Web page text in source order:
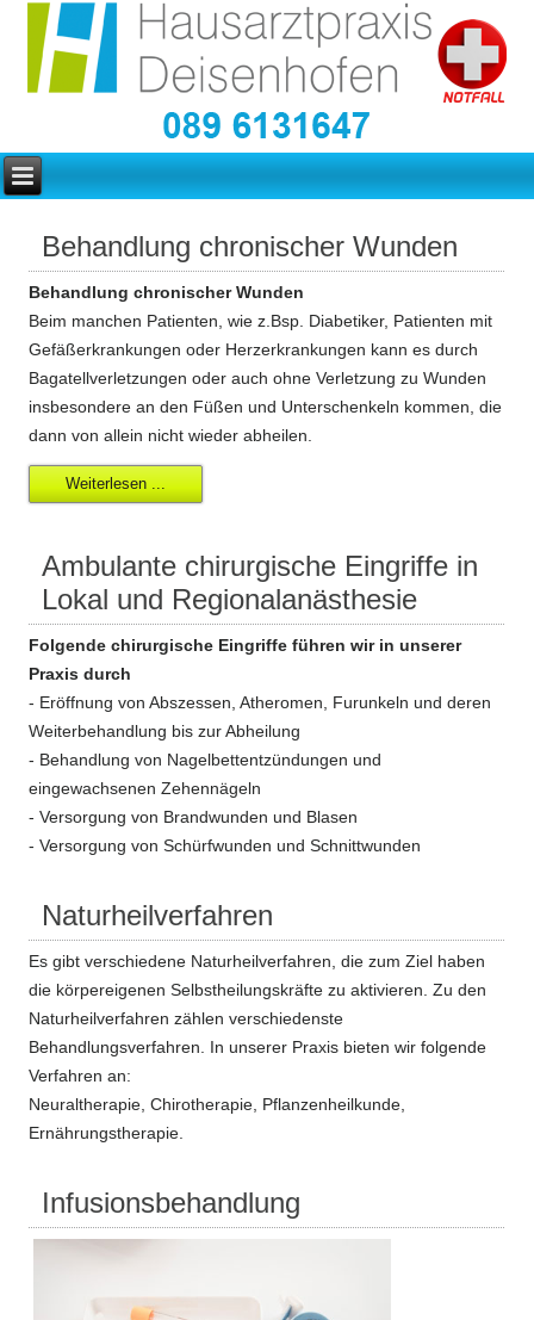
Behandlung chronischer Wunden
Behandlung chronischer Wunden
Beim manchen Patienten, wie z.Bsp. Diabetiker, Patienten mit
Gefäßerkrankungen oder Herzerkrankungen kann es durch
Bagatellverletzungen oder auch ohne Verletzung zu Wunden
insbesondere an den Füßen und Unterschenkeln kommen, die
dann von allein nicht wieder abheilen.
Weiterlesen ...
Ambulante chirurgische Eingriffe in
Lokal und Regionalanästhesie
Folgende chirurgische Eingriffe führen wir in unserer
Praxis durch
- Eröffnung von Abszessen, Atheromen, Furunkeln und deren
Weiterbehandlung bis zur Abheilung
- Behandlung von Nagelbettentzündungen und
eingewachsenen Zehennägeln
- Versorgung von Brandwunden und Blasen
- Versorgung von Schürfwunden und Schnittwunden
Naturheilverfahren
Es gibt verschiedene Naturheilverfahren, die zum Ziel haben
die körpereigenen Selbstheilungskräfte zu aktivieren. Zu den
Naturheilverfahren zählen verschiedenste
Behandlungsverfahren. In unserer Praxis bieten wir folgende
Verfahren an:
Neuraltherapie, Chirotherapie, Pflanzenheilkunde,
Ernährungstherapie.
Infusionsbehandlung